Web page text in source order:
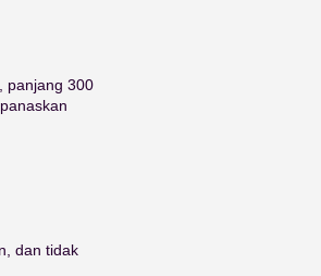
panjang 300
dan tidak